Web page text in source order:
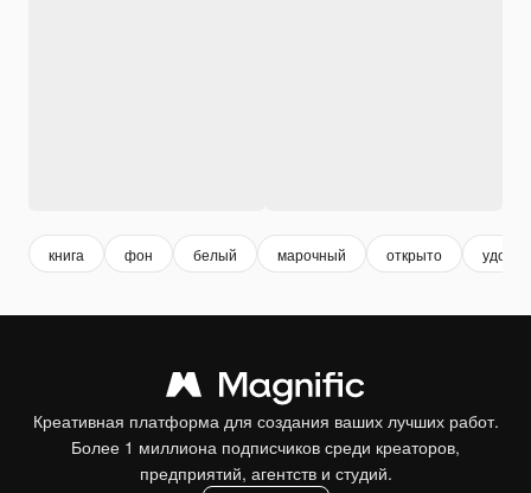
книга фон белый марочный открыто
Креативная платформа для создания ваших лучших работ.
Более 1 миллиона подписчиков среди креаторов,
предприятий, агентств и студий.